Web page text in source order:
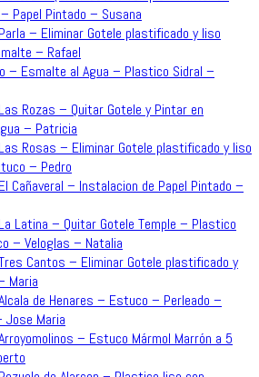
Papel Pintado – Susana
– Eliminar Gotele plastificado y liso
– Rafael
– Esmalte al Agua – Plastico Sidral –
Rozas – Quitar Gotele y Pintar en
– Patricia
Rosas – Eliminar Gotele plastificado y liso
– Pedro
Cañaveral – Instalacion de Papel Pintado –
Latina – Quitar Gotele Temple – Plastico
– Veloglas – Natalia
Cantos – Eliminar Gotele plastificado y
Maria
de Henares – Estuco – Perleado –
Jose Maria
– Estuco Mármol Marrón a 5